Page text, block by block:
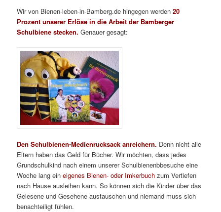
Wir von Bienen-leben-in-Bamberg.de hingegen werden20
Prozent unserer Erlöse in die Arbeit der Bamberger
Schulbiene stecken. Genauer gesagt:
Den Schulbienen-Medienrucksack anreichern. Denn nicht alle
Eltern haben das Geld für Bücher. Wir möchten, dass jedes
Grundschulkind nach einem unserer Schulbienenbbesuche eine
Woche lang eineigenes Bienen- oder Imkerbuch zum Vertiefen
nach Hause ausleihen kann. So können sich die Kinder über das
Gelesene und Gesehene austauschen und niemand muss sich
benachteiligt fühlen.